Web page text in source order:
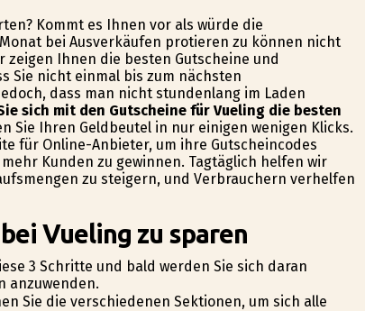
Kommt es Ihnen vor als würde die
bei Ausverkäufen profitieren zu können nicht
Ihnen die besten Gutscheine und
Sie nicht einmal bis zum nächsten
dass man nicht stundenlang im Laden
sich mit den Gutscheine für Vueling die besten
Sie Ihren Geldbeutel in nur einigen wenigen Klicks.
für Online-Anbieter, um ihre Gutscheincodes
Kunden zu gewinnen. Tagtäglich helfen wir
zu steigern, und Verbrauchern verhelfen
Vueling zu sparen
3 Schritte und bald werden Sie sich daran
anzuwenden.
Sie die verschiedenen Sektionen, um sich alle